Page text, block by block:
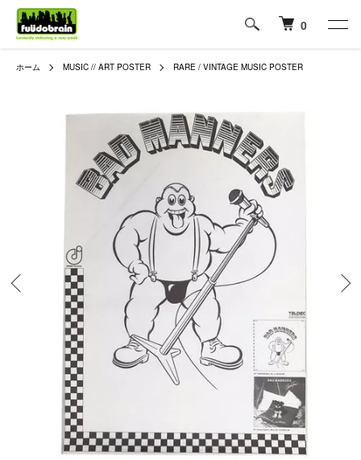
0
ホーム MUSIC // ART POSTER RARE / VINTAGE MUSIC POSTER